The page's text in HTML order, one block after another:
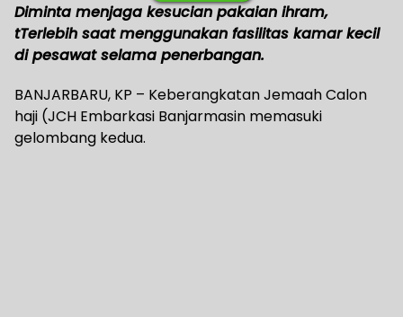
Diminta menjaga kesucian pakaian ihram,
tTerlebih saat menggunakan fasilitas kamar kecil
di pesawat selama penerbangan.
BANJARBARU, KP – Keberangkatan Jemaah Calon
haji (JCH Embarkasi Banjarmasin memasuki
gelombang kedua.